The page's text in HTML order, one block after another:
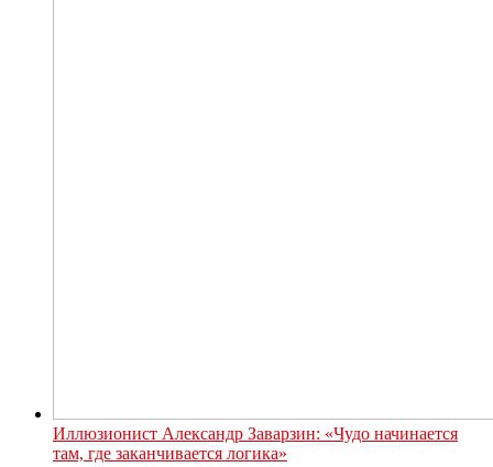
Иллюзионист Александр Заварзин: «Чудо начинается
там, где заканчивается логика»